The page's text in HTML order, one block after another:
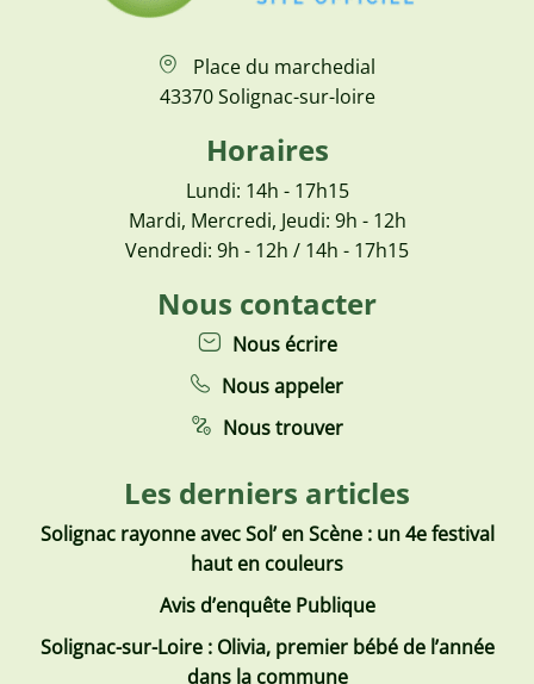
Place du marchedial
43370 Solignac-sur-loire
Horaires
Lundi: 14h - 17h15
Mardi, Mercredi, Jeudi: 9h - 12h
Vendredi: 9h - 12h / 14h - 17h15
Nous contacter
Nous écrire
Nous appeler
Nous trouver
Les derniers articles
Solignac rayonne avec Sol’ en Scène : un 4e festival
haut en couleurs
Avis d’enquête Publique
Solignac-sur-Loire : Olivia, premier bébé de l’année
dans la commune